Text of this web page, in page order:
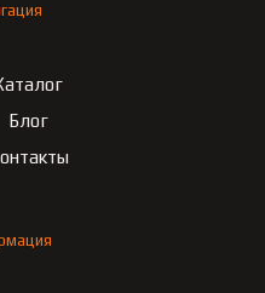
Блог